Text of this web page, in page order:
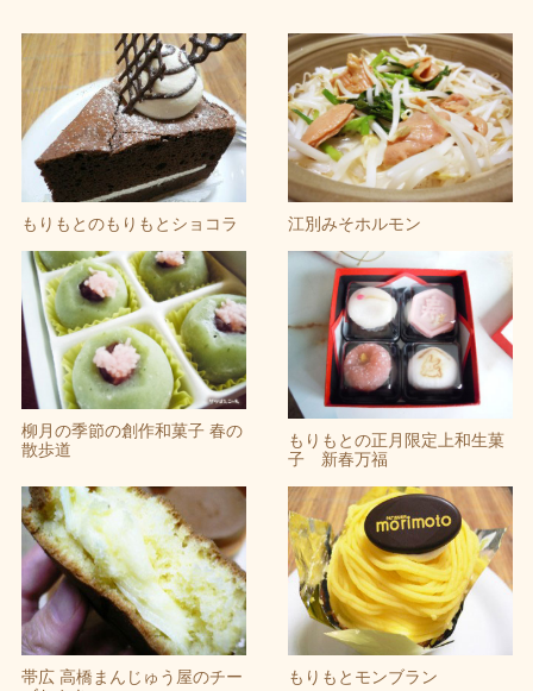
もりもとのもりもとショコラ 江別みそホルモン
柳月の季節の創作和菓子 春の
散歩道
もりもとの正月限定上和生菓
子 新春万福
帯広 高橋まんじゅう屋のチー
もりもとモンブラン